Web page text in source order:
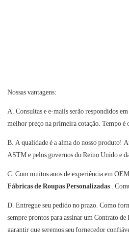
Nossas vantagens:
A. Consultas e e-mails serão respondidos
melhor preço na primeira cotação. Tempo é
B. A qualidade é a alma do nosso produto!
ASTM e pelos governos do Reino Unido e
C. Com muitos anos de experiência em
Fábricas de Roupas Personalizadas .
D. Entregue seu pedido no prazo. Como
sempre prontos para assinar um Contrato de
garantir que seremos seu fornecedor